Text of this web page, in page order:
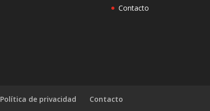
Contacto
Política de privacidad Contacto